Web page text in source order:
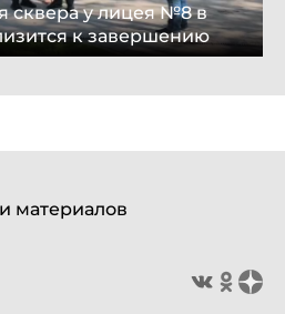
сквера у лицея №8 в
к завершению
материалов